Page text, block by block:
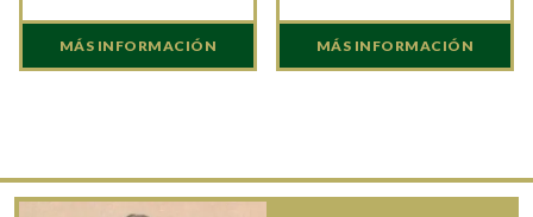
MÁS INFORMACIÓN MÁS INFORMACIÓN